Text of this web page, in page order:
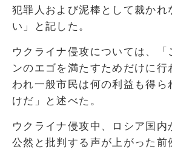
犯罪人および泥棒として裁かれ
い」と記した。
ウクライナ侵攻については、「
ンのエゴを満たすためだけに行
われ一般市民は何の利益も得ら
けだ」と述べた。
ウクライナ侵攻中、ロシア国内
公然と批判する声が上がった前